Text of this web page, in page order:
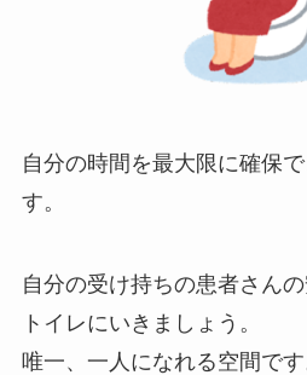
自分の時間を最大限に確保
す。
自分の受け持ちの患者さんの
トイレにいきましょう。
唯一、一人になれる空間で